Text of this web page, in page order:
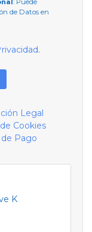
de Datos en
.
Legal
Cookies
Pago
K